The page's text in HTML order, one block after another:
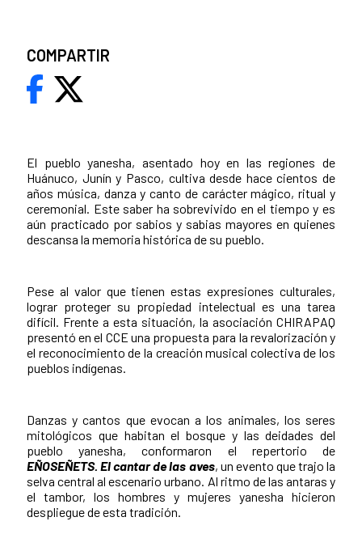
El pueblo yanesha, asentado hoy en las regiones de
Huánuco, Junín y Pasco, cultiva desde hace cientos de
años música, danza y canto de carácter mágico, ritual y
ceremonial. Este saber ha sobrevivido en el tiempo y es
aún practicado por sabios y sabias mayores en quienes
descansa la memoria histórica de su pueblo.
Pese al valor que tienen estas expresiones culturales,
lograr proteger su propiedad intelectual es una tarea
difícil. Frente a esta situación, la asociación CHIRAPAQ
presentó en el CCE una propuesta para la revalorización y
el reconocimiento de la creación musical colectiva de los
pueblos indígenas.
Danzas y cantos que evocan a los animales, los seres
mitológicos que habitan el bosque y las deidades del
pueblo yanesha, conformaron el repertorio de
EÑOSEÑETS. El cantar de las aves, un evento que trajo la
selva central al escenario urbano. Al ritmo de las antaras y
el tambor, los hombres y mujeres yanesha hicieron
despliegue de esta tradición.
COMPARTIR